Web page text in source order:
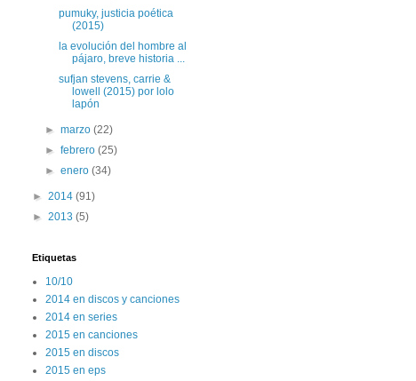
pumuky, justicia poética
(2015)
la evolución del hombre al
pájaro, breve historia ...
sufjan stevens, carrie &
lowell (2015) por lolo
lapón
►marzo(22)
►febrero(25)
►enero(34)
► 2014 (91)
► 2013 (5)
Etiquetas
10/10
2014 en discos y canciones
2014 en series
2015 en canciones
2015 en discos
2015 en eps